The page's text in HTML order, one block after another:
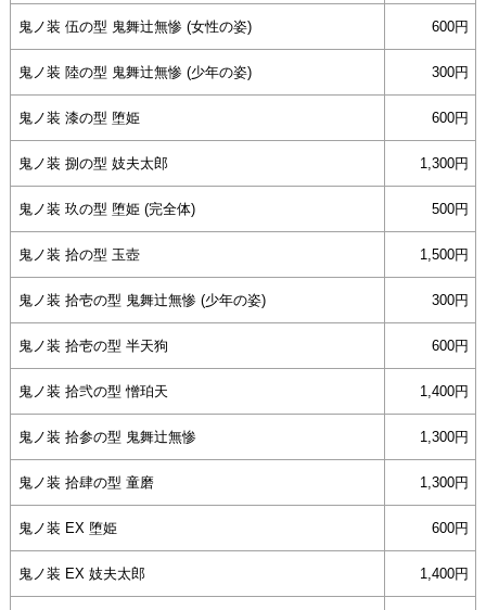
鬼ノ装 伍の型 鬼舞辻無惨 (女性の姿) 600
鬼ノ装 陸の型 鬼舞辻無惨 (少年の姿) 300
鬼ノ装 漆の型 堕姫 600
鬼ノ装 捌の型 妓夫太郎 1,300
鬼ノ装 玖の型 堕姫 (完全体) 500
鬼ノ装 拾の型 玉壺 1,500
鬼ノ装 拾壱の型 鬼舞辻無惨 (少年の姿) 300
鬼ノ装 拾壱の型 半天狗 600
鬼ノ装 拾弐の型 憎珀天 1,400
鬼ノ装 拾参の型 鬼舞辻無惨 1,300
鬼ノ装 拾肆の型 童磨 1,300
鬼ノ装 EX 堕姫 600
鬼ノ装 EX 妓夫太郎 1,400